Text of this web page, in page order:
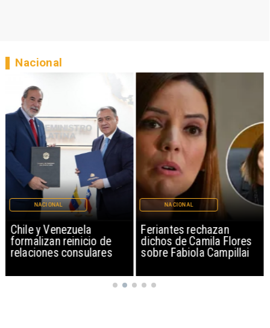
Chile y Venezuela
formalizan reinicio de
relaciones consulares
NACIONAL
Feriantes rechazan
dichos de Camila Flores
sobre Fabiola Campillai
NACIONAL
Nacional